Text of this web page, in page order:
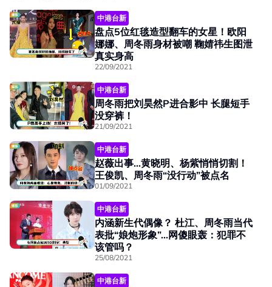
中港台新
盘点5位红毯造型翻车的女星！欧阳
娜娜、周冬雨身材被嘲 鞠婧祎生图泄
真实身高
22/09/2021
中港台新
周冬雨把刘昊然P进合影中 长腿短手
没穿裤！
21/09/2021
中港台新
赵薇出事...黄晓明、杨紫悄悄切割！
王俊凯、周冬雨“没行动”被点名
01/09/2021
中港台新
内涵新生代偶像？ 杜江、周冬雨当代
表批“娘炮形象”...网傻眼轰：犯罪不
该管吗？
25/08/2021
中港台新